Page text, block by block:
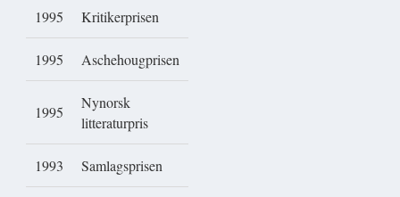
1995 Kritikerprisen
1995 Aschehougprisen
1995
Nynorsk
litteraturpris
1993 Samlagsprisen